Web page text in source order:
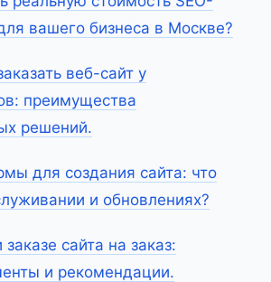
вашего бизнеса в Москве?
веб-сайт у
преимущества
решений.
для создания сайта: что
и обновлениях?
сайта на заказ:
и рекомендации.